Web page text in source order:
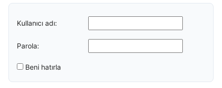
Kullanıcı adı:
Parola:
Beni hatırla